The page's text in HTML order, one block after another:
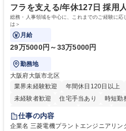
フラを支える/年休127日 採用
総務・人事領域を中心に、これまでのご経験に
は＞
月給
29万5000円～33万5000円
勤務地
大阪府大阪市北区
業界未経験歓迎
年間休日120日以上
未経験者歓迎
住宅手当あり 時短勤
退職金あり
駅近5分以内
土日祝休み 服装自由
仕事の内容
企業名 三菱電機プラントエンジニアリング株式会社 求人